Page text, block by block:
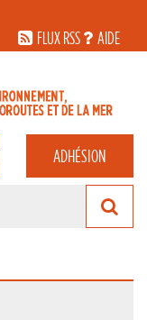
FLUX RSS
AIDE
ADHÉSION